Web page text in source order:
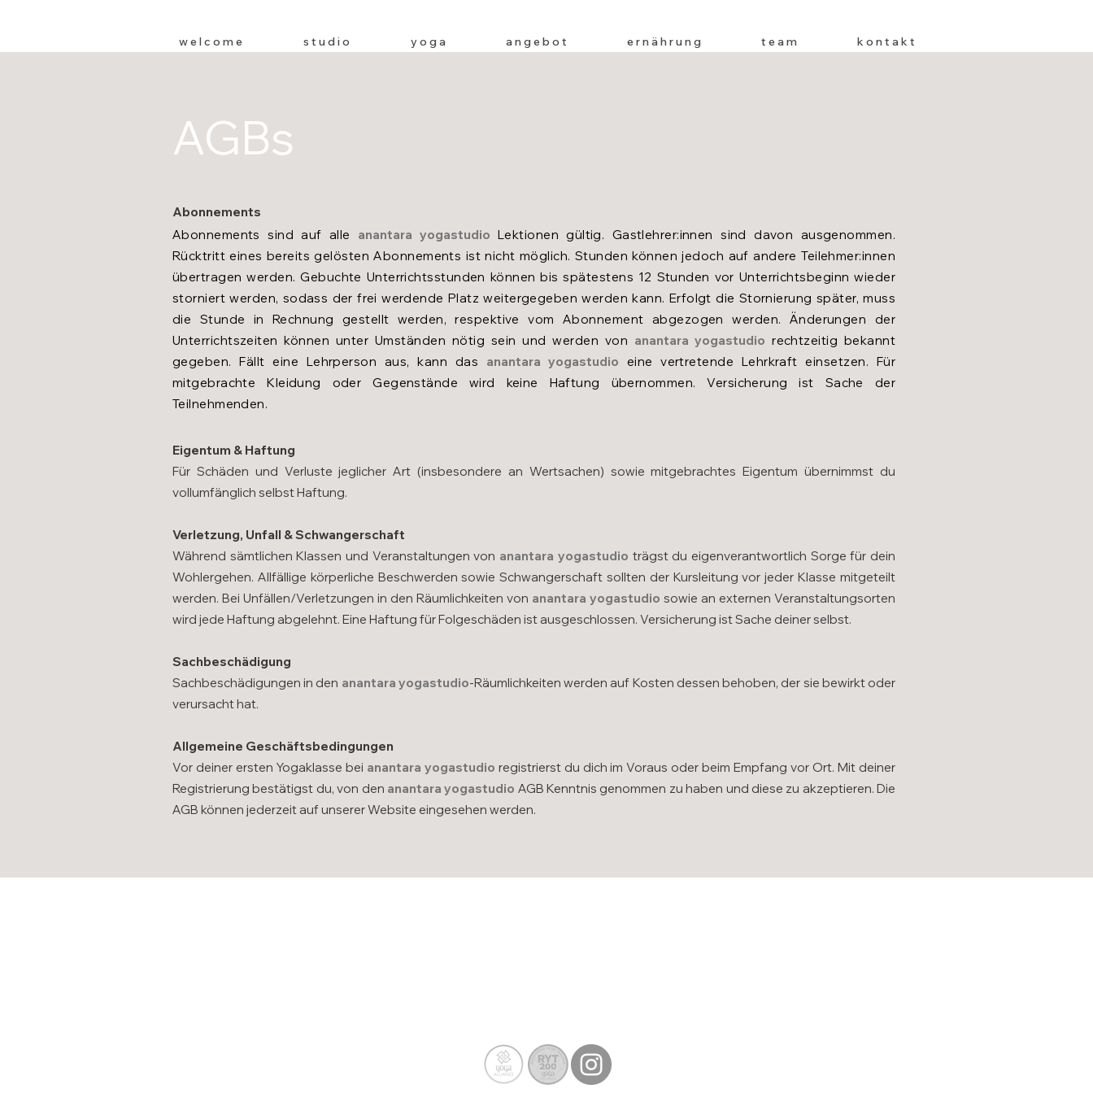
w e l c o m e s t u d i o y o g a a n g e b o t e r n ä h r u n g t e a m k o n t a k t
AGBs
Abonnements
Abonnements sind auf alle anantara yogastudio Lektionen gültig. Gastlehrer:innen sind davon ausgenommen.
Rücktritt eines bereits gelösten Abonnements ist nicht möglich. Stunden können jedoch auf andere Teilehmer:innen
übertragen werden. Gebuchte Unterrichtsstunden können bis spätestens 12 Stunden vor Unterrichtsbeginn wieder
storniert werden, sodass der frei werdende Platz weitergegeben werden kann. Erfolgt die Stornierung später, muss
die Stunde in Rechnung gestellt werden, respektive vom Abonnement abgezogen werden. Änderungen der
Unterrichtszeiten können unter Umständen nötig sein und werden von anantara yogastudio rechtzeitig bekannt
gegeben. Fällt eine Lehrperson aus, kann das anantara yogastudio eine vertretende Lehrkraft einsetzen. Für
mitgebrachte Kleidung oder Gegenstände wird keine Haftung übernommen. Versicherung ist Sache der
Teilnehmenden.
Eigentum & Haftung
Für Schäden und Verluste jeglicher Art (insbesondere an Wertsachen) sowie mitgebrachtes Eigentum übernimmst du
vollumfänglich selbst Haftung.
Verletzung, Unfall & Schwangerschaft
Während sämtlichen Klassen und Veranstaltungen von anantara yogastudio trägst du eigenverantwortlich Sorge für dein
Wohlergehen. Allfällige körperliche Beschwerden sowie Schwangerschaft sollten der Kursleitung vor jeder Klasse mitgeteilt
werden. Bei Unfällen/Verletzungen in den Räumlichkeiten von anantara yogastudio sowie an externen Veranstaltungsorten
wird jede Haftung abgelehnt. Eine Haftung für Folgeschäden ist ausgeschlossen. Versicherung ist Sache deiner selbst.
Sachbeschädigung
Sachbeschädigungen in den anantara yogastudio-Räumlichkeiten werden auf Kosten dessen behoben, der sie bewirkt oder
verursacht hat.
Allgemeine Geschäftsbedingungen
Vor deiner ersten Yogaklasse bei anantara yogastudio registrierst du dich im Voraus oder beim Empfang vor Ort. Mit deiner
Registrierung bestätigst du, von den anantara yogastudio AGB Kenntnis genommen zu haben und diese zu akzeptieren. Die
AGB können jederzeit auf unserer Website eingesehen werden.